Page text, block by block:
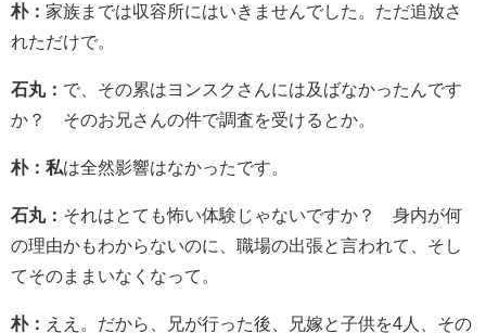
朴： 家族までは収容所にはいきませんでした。ただ追放さ
れただけで。
石丸： で、その累はヨンスクさんには及ばなかったんです
か？ そのお兄さんの件で調査を受けるとか。
朴：私は全然影響はなかったです。
石丸： それはとても怖い体験じゃないですか？ 身内が何
の理由かもわからないのに、職場の出張と言われて、そし
てそのままいなくなって。
朴： ええ。だから、兄が行った後、兄嫁と子供を4人、その